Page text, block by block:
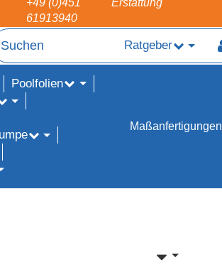
+49 (0)451
61913940
Erstattung
Ratgeber
Poolfolien
Maßanfertigungen